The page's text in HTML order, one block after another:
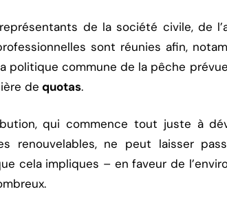
de la société civile, de
sont réunies afin,
politique commune de la pêche
de quotas.
qui commence tout juste à
renouvelables, ne peut laisser
cela impliques – en faveur de